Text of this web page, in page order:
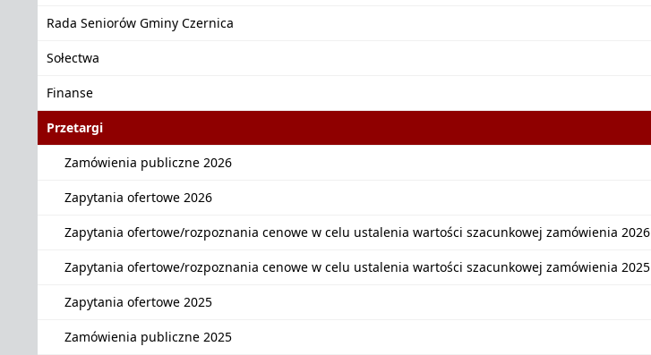
Rada Seniorów Gminy Czernica
Sołectwa
Finanse
Przetargi
Zamówienia publiczne 2026
Zapytania ofertowe 2026
Zapytania ofertowe/rozpoznania cenowe w celu ustalenia wartości szacunkowej zamówienia 2026
Zapytania ofertowe/rozpoznania cenowe w celu ustalenia wartości szacunkowej zamówienia 2025
Zapytania ofertowe 2025
Zamówienia publiczne 2025